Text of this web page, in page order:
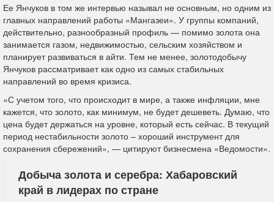
Ее Янчуков в том же интервью называл не основным, но одним из
главных направлений работы «Мангазеи». У группы компаний,
действительно, разнообразный профиль — помимо золота она
занимается газом, недвижимостью, сельским хозяйством и
планирует развиваться в айти. Тем не менее, золотодобычу
Янчуков рассматривает как одно из самых стабильных
направлений во время кризиса.
«С учетом того, что происходит в мире, а также инфляции, мне
кажется, что золото, как минимум, не будет дешеветь. Думаю, что
цена будет держаться на уровне, который есть сейчас. В текущий
период нестабильности золото – хороший инструмент для
сохранения сбережений», — цитируют бизнесмена «Ведомости».
Добыча золота и серебра: Хабаровский
край в лидерах по стране